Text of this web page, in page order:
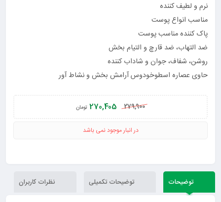
نرم و لطیف کننده
مناسب انواع پوست
پاک کننده مناسب پوست
ضد التهاب، ضد قارچ و التیام بخش
روشن، شفاف، جوان و شاداب کننده
حاوی عصاره اسطوخودوس آرامش بخش و نشاط آور
279,900
270,405 تومان
در انبار موجود نمی باشد
توضیحات توضیحات تکمیلی نظرات کاربران